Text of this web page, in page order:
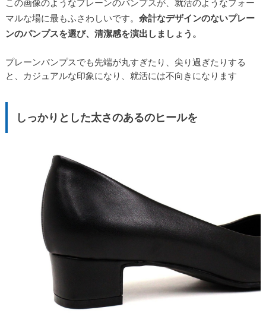
この画像のようなプレーンのパンプスが、就活のようなフォー
マルな場に最もふさわしいです。 余計なデザインのないプレー
ンのパンプスを選び、清潔感を演出しましょう。
プレーンパンプスでも先端が丸すぎたり、尖り過ぎたりする
と、カジュアルな印象になり、就活には不向きになります
しっかりとした太さのあるのヒールを